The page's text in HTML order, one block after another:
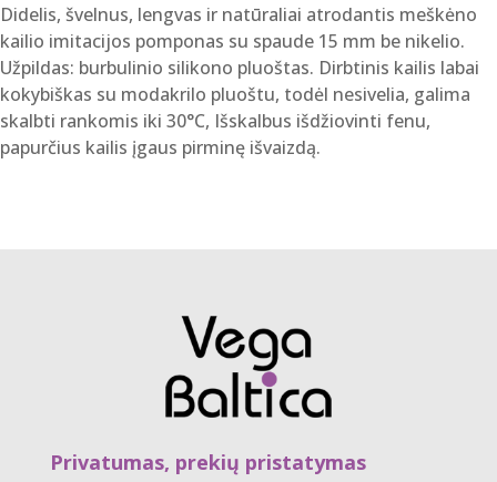
Didelis, švelnus, lengvas ir natūraliai atrodantis meškėno
kailio imitacijos pomponas su spaude 15 mm be nikelio.
Užpildas: burbulinio silikono pluoštas. Dirbtinis kailis labai
kokybiškas su modakrilo pluoštu, todėl nesivelia, galima
skalbti rankomis iki 30°C, Išskalbus išdžiovinti fenu,
papurčius kailis įgaus pirminę išvaizdą.
Privatumas, prekių pristatymas